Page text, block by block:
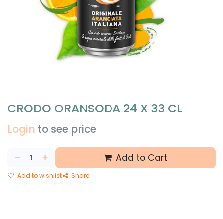
CRODO ORANSODA 24 X 33 CL
Login to see price
Add to Cart
Add to wishlist Share